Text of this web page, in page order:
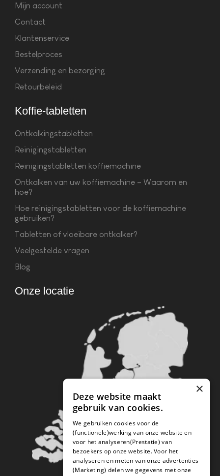
Mijn account
Contact
Klantenservice
Bestelproces
Verzending en bezorging
Retourbeleid
Koffie-tabletten
Ontkalkingstabletten
Reinigingstabletten
Reinigingstabletten koffiemachine
Ontkalken van uw koffiemachine – Waarom en
hoe?
Hoe reinigingstabletten voor de koffiemachine
gebruiken?
Tabletten of vloeibare ontkalker?
Veelgestelde vragen
Blog
Onze locatie
×
Deze website maakt
gebruik van cookies.
We gebruiken cookies voor de
(functionele)werking van onze website en
voor het analyseren(Prestatie) van
bezoekers op onze website. Voor het
analyseren en meten van onze advertenties
(Marketing) delen we gegevens met onze